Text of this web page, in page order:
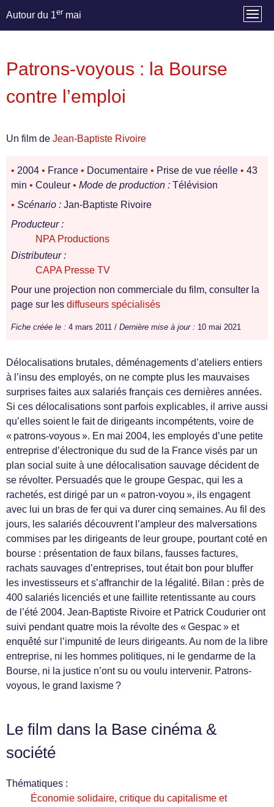
Autour du 1er mai
Patrons-voyous : la Bourse
contre l’emploi
Un film de Jean-Baptiste Rivoire
• 2004 • France • Documentaire • Prise de vue réelle • 43
min • Couleur • Mode de production : Télévision
• Scénario : Jan-Baptiste Rivoire
Producteur :
NPA Productions
Distributeur :
CAPA Presse TV
Pour une projection non commerciale du film, consulter la
page sur les diffuseurs spécialisés
Fiche créée le : 4 mars 2011 / Dernière mise à jour : 10 mai 2021
Délocalisations brutales, déménagements d’ateliers entiers
à l’insu des employés, on ne compte plus les mauvaises
surprises faites aux salariés français ces dernières années.
Si ces délocalisations sont parfois explicables, il arrive aussi
qu’elles soient le fait de dirigeants incompétents, voire de
« patrons-voyous ». En mai 2004, les employés d’une petite
entreprise d’électronique du sud de la France visés par un
plan social suite à une délocalisation sauvage décident de
se révolter. Persuadés que le groupe Gespac, qui les a
rachetés, est dirigé par un « patron-voyou », ils engagent
avec lui un bras de fer qui va durer cinq semaines. Au fil des
jours, les salariés découvrent l’ampleur des malversations
commises par les dirigeants de leur groupe, pourtant coté en
bourse : présentation de faux bilans, fausses factures,
rachats sauvages d’entreprises, tout était bon pour bluffer
les investisseurs et s’affranchir de la légalité. Bilan : près de
400 salariés licenciés et une faillite retentissante au cours
de l’été 2004. Jean-Baptiste Rivoire et Patrick Coudurier ont
suivi pendant quatre mois la révolte des « Gespac » et
enquêté sur l’impunité de leurs dirigeants. Au nom de la libre
entreprise, ni les hommes politiques, ni le gendarme de la
Bourse, ni la justice n’ont su ou voulu intervenir. Patrons-
voyous, le grand laxisme ?
Le film dans la Base cinéma &
société
Thématiques :
Économie solidaire, critique du capitalisme et